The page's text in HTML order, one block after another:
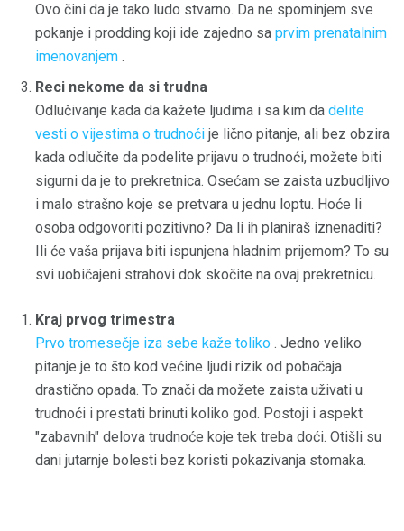
Ovo čini da je tako ludo stvarno. Da ne spominjem sve
pokanje i prodding koji ide zajedno sa prvim prenatalnim
imenovanjem .
Reci nekome da si trudna
Odlučivanje kada da kažete ljudima i sa kim da delite
vesti o vijestima o trudnoći je lično pitanje, ali bez obzira
kada odlučite da podelite prijavu o trudnoći, možete biti
sigurni da je to prekretnica. Osećam se zaista uzbudljivo
i malo strašno koje se pretvara u jednu loptu. Hoće li
osoba odgovoriti pozitivno? Da li ih planiraš iznenaditi?
Ili će vaša prijava biti ispunjena hladnim prijemom? To su
svi uobičajeni strahovi dok skočite na ovaj prekretnicu.
Kraj prvog trimestra
Prvo tromesečje iza sebe kaže toliko . Jedno veliko
pitanje je to što kod većine ljudi rizik od pobačaja
drastično opada. To znači da možete zaista uživati ​​u
trudnoći i prestati brinuti koliko god. Postoji i aspekt
"zabavnih" delova trudnoće koje tek treba doći. Otišli su
dani jutarnje bolesti bez koristi pokazivanja stomaka.